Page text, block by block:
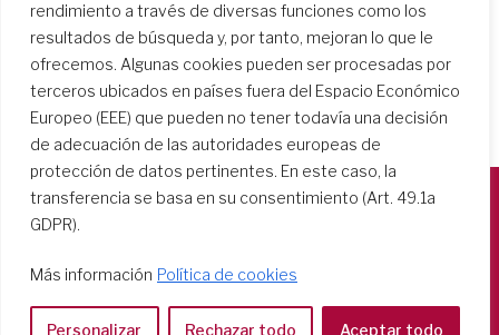
rendimiento a través de diversas funciones como los
resultados de búsqueda y, por tanto, mejoran lo que le
ofrecemos. Algunas cookies pueden ser procesadas por
terceros ubicados en países fuera del Espacio Económico
Europeo (EEE) que pueden no tener todavía una decisión
de adecuación de las autoridades europeas de
protección de datos pertinentes. En este caso, la
transferencia se basa en su consentimiento (Art. 49.1a
GDPR).
Más información Política de cookies
Personalizar Rechazar todo Aceptar todo
Casa Generalizia
Tel: 06 58 23 03 32 or 06 58 20 31 17